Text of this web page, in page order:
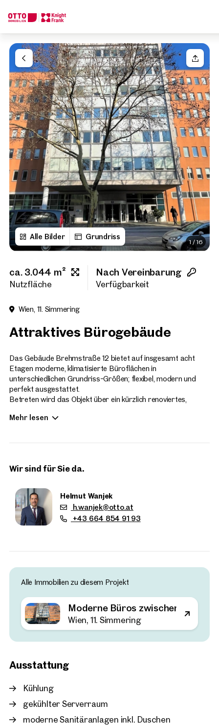
Alle Bilder Grundriss
1/16
ca. 3.044 m²
Nutzfläche
Nach Vereinbarung
Verfügbarkeit
Wien, 11. Simmering
Attraktives Bürogebäude
Das Gebäude Brehmstraße 12 bietet auf insgesamt acht
Etagen moderne, klimatisierte Büroflächen in
unterschiedlichen Grundriss-Größen; flexibel, modern und
perfekt ausgestattet.
Betreten wird das Objekt über ein kürzlich renoviertes,
Personenlifte bringen Sie bequem zu Ihrer Fläche. Der üppig
sorgt für ein angenehmes Mikroklima vor Ort.
Mehr lesen
Wir sind für Sie da.
Helmut Wanjek
h.wanjek@otto.at
+43 664 854 91 93
Alle Immobilien zu diesem Projekt
Moderne Büros zwischen
Wien, 11. Simmering
Ausstattung
Kühlung
gekühlter Serverraum
moderne Sanitäranlagen inkl. Duschen
Ihre Anfrage
Ihre Nachricht
Anrede
Bitte wählen
Titel(optional)
Vorname
Nachname
Telefonnummer
Rückruf-Service
Ich habe die AGB und
Immobilien
in der Nähe
Wir finden Ihre
Traumimmobilie
Sagen Sie uns was Sie suchen und wir finden Ihre
Wie möchten Sie uns kontaktieren?
Online
Immobilie konfigurieren & finden lassen
Direkte:r Ansprechpartner:in
Anrufen oder Rückruf vereinbaren